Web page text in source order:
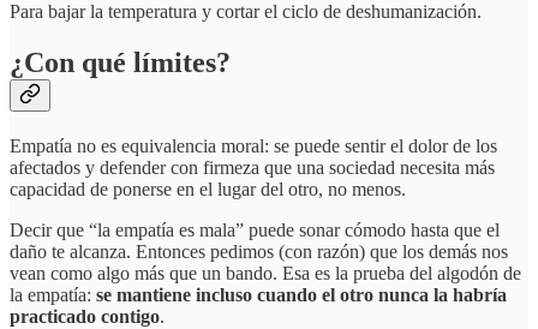
Para bajar la temperatura y cortar el ciclo de deshumanización.
¿Con qué límites?
Empatía no es equivalencia moral: se puede sentir el dolor de los
afectados y defender con firmeza que una sociedad necesita más
capacidad de ponerse en el lugar del otro, no menos.
Decir que “la empatía es mala” puede sonar cómodo hasta que el
daño te alcanza. Entonces pedimos (con razón) que los demás nos
vean como algo más que un bando. Esa es la prueba del algodón de
la empatía: se mantiene incluso cuando el otro nunca la habría
practicado contigo.